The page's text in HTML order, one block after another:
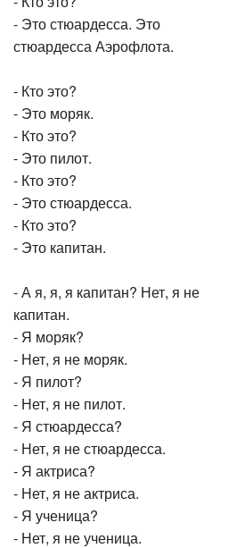
- Это стюардесса. Это
стюардесса Аэрофлота.
- Кто это?
- Это моряк.
- Кто это?
- Это пилот.
- Кто это?
- Это стюардесса.
- Кто это?
- Это капитан.
- А я, я, я капитан? Нет, я не
капитан.
- Я моряк?
- Нет, я не моряк.
- Я пилот?
- Нет, я не пилот.
- Я стюардесса?
- Нет, я не стюардесса.
- Я актриса?
- Нет, я не актриса.
- Я ученица?
- Нет, я не ученица.